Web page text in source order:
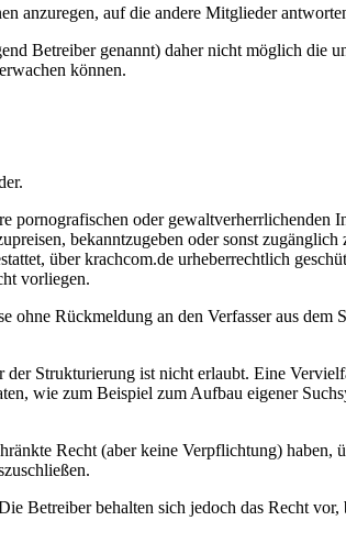
anzuregen, auf die andere Mitglieder
Betreiber genannt) daher nicht möglich die
können.
pornografischen oder gewaltverherrlichenden
bekanntzugeben oder sonst zugänglich
über krachcom.de urheberrechtlich
vorliegen.
Rückmeldung an den Verfasser aus dem
Strukturierung ist nicht erlaubt. Eine
wie zum Beispiel zum Aufbau eigener
Recht (aber keine Verpflichtung) haben,
Betreiber behalten sich jedoch das Recht